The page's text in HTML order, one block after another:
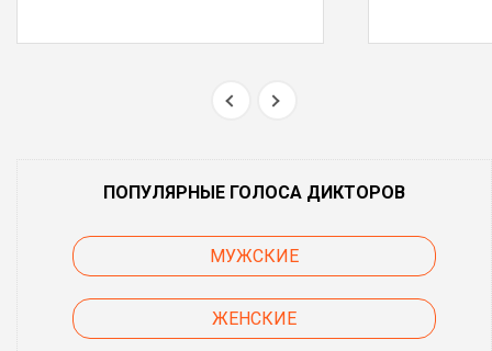
ПОПУЛЯРНЫЕ ГОЛОСА ДИКТОРОВ
МУЖСКИЕ
ЖЕНСКИЕ